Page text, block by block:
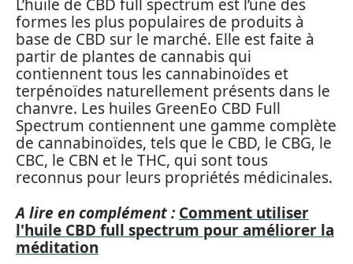
L’huile de CBD full spectrum est l’une des
formes les plus populaires de produits à
base de CBD sur le marché. Elle est faite à
partir de plantes de cannabis qui
contiennent tous les cannabinoïdes et
terpénoïdes naturellement présents dans le
chanvre. Les huiles GreenEo CBD Full
Spectrum contiennent une gamme complète
de cannabinoïdes, tels que le CBD, le CBG, le
CBC, le CBN et le THC, qui sont tous
reconnus pour leurs propriétés médicinales.
A lire en complément : Comment utiliser
l'huile CBD full spectrum pour améliorer la
méditation